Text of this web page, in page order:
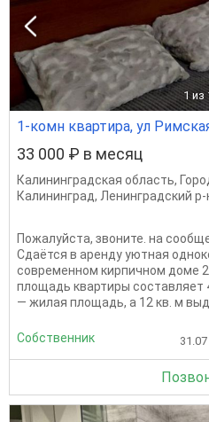
1 из
1-комн квартира, ул
33 000 ₽ в месяц
Калининградская область,
Калининград, Ленинградский р-
Пожалуйста, звоните. на
Сдаётся в аренду уютная
современном кирпичном доме
площадь квартиры составляет
— жилая площадь, а 12 кв. м
Собственник 31.07